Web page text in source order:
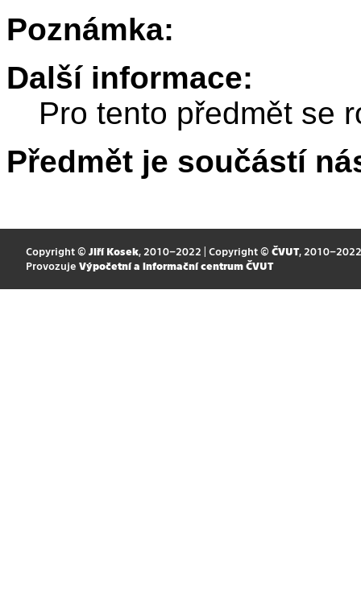
Poznámka:
Další informace:
Pro tento předmět se
Předmět je součástí
Copyright © Jiří Kosek, 2010–2022 | Copyright © ČVUT, 2010–2022
Provozuje Výpočetní a informační centrum ČVUT